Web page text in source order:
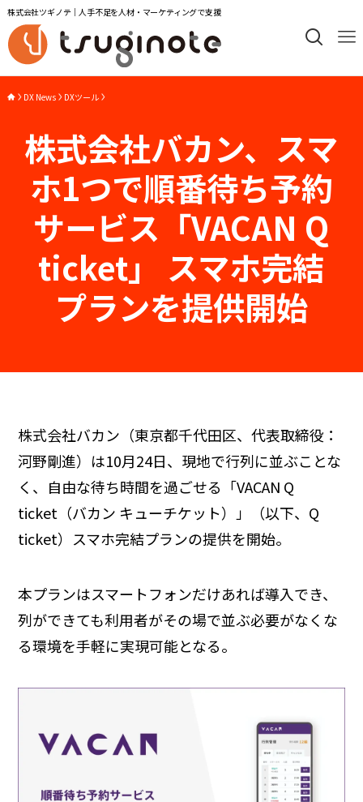
株式会社ツギノテ｜人手不足を人材・マーケティングで支援
DX News DXツール
株式会社バカン、スマ
ホ1つで順番待ち予約
サービス「VACAN Q
ticket」 スマホ完結
プランを提供開始
株式会社バカン（東京都千代田区、代表取締役：
河野剛進）は10月24日、現地で行列に並ぶことな
く、自由な待ち時間を過ごせる「VACAN Q
ticket（バカン キューチケット）」（以下、Q
ticket）スマホ完結プランの提供を開始。
本プランはスマートフォンだけあれば導入でき、
列ができても利用者がその場で並ぶ必要がなくな
る環境を手軽に実現可能となる。